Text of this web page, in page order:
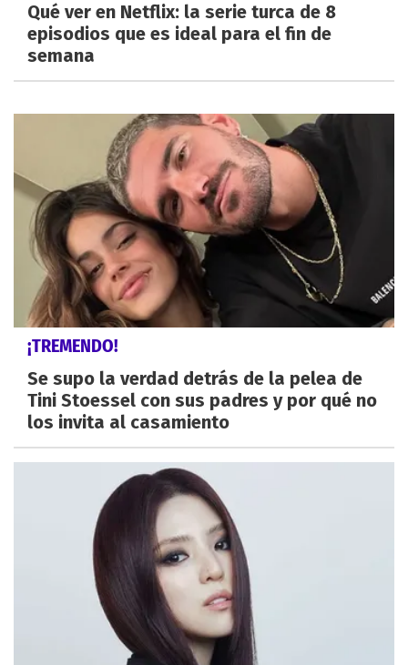
Qué ver en Netflix: la serie turca de 8
episodios que es ideal para el fin de
semana
¡TREMENDO!
Se supo la verdad detrás de la pelea de
Tini Stoessel con sus padres y por qué no
los invita al casamiento